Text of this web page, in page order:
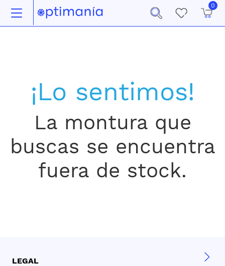
0
¡Lo sentimos!
La montura que
buscas se encuentra
fuera de stock.
LEGAL